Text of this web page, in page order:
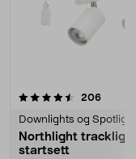
206
Downlights og
Northlight
startsett